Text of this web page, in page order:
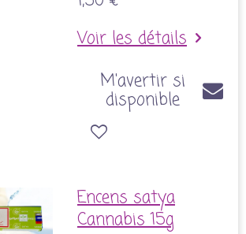
Voir les détails
M'avertir si
disponible
Encens satya
Cannabis 15g